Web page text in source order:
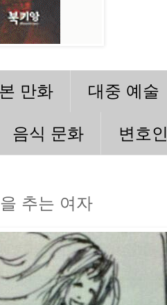
만화 대중 예술
음식 문화 변호인
추는 여자